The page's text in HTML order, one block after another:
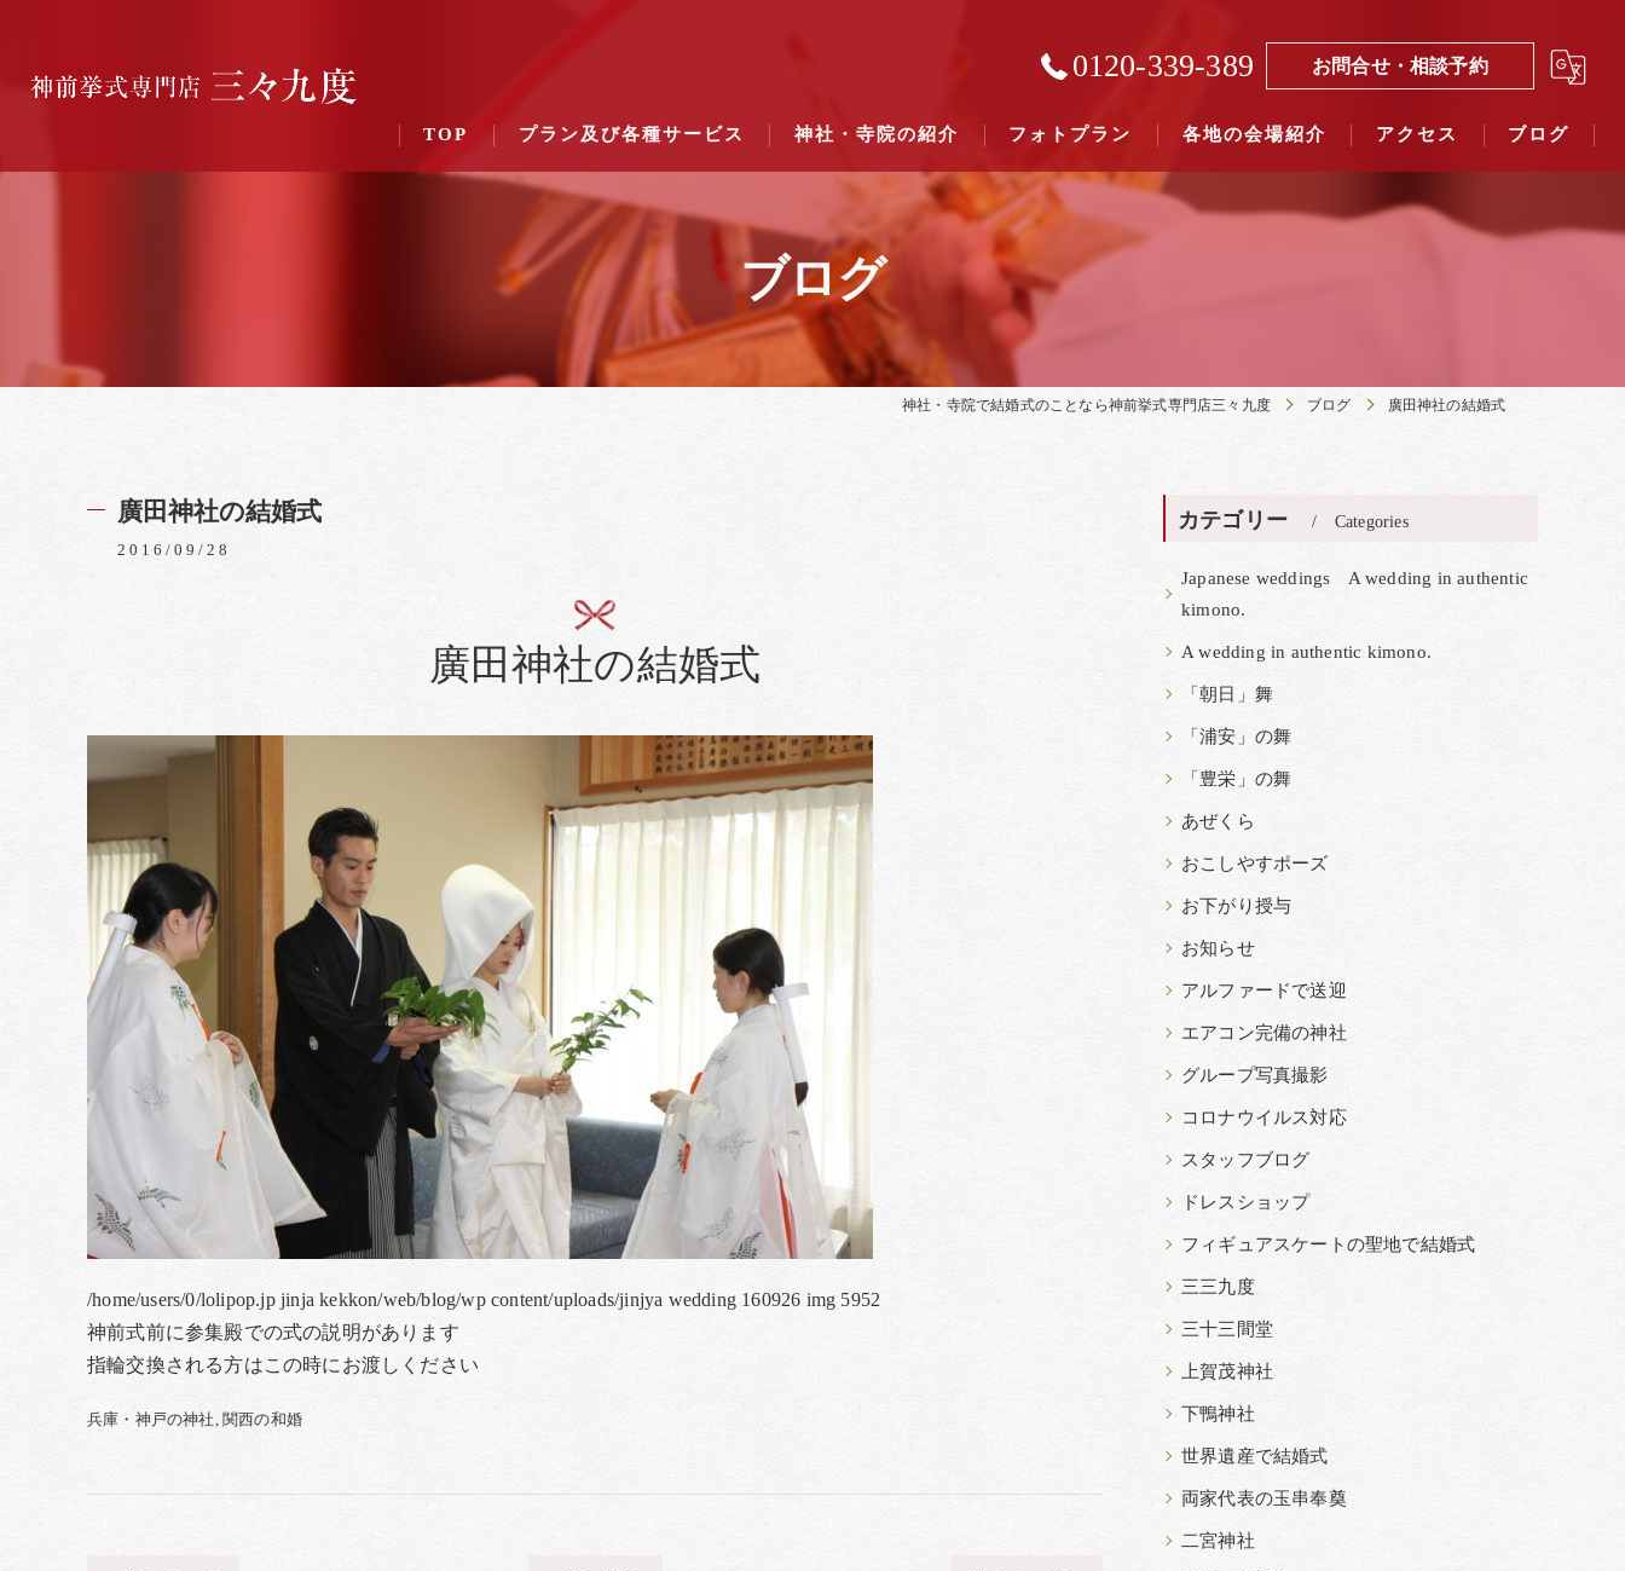
0120-339-389 お問合せ・相談予約
TOP プラン及び各種サービス 神社・寺院の紹介
結婚式のできる東京都下の神社一覧（４０社寺）｜三々九度東京
結婚式のできる関東六県の神社一覧（７５社）県別表示｜三々九度東京
フォトプラン 各地の会場紹介 アクセス ブログ
ブログ
神社・寺院で結婚式のことなら神前挙式専門店三々九度 ブログ 廣田神社の結婚式
廣田神社の結婚式
2016/09/28
廣田神社の結婚式
/home/users/0/lolipop.jp jinja kekkon/web/blog/wp content/uploads/jinjya wedding 160926 img 5952
神前式前に参集殿での式の説明があります
指輪交換される方はこの時にお渡しください
兵庫・神戸の神社 関西の和婚
カテゴリー Categories
Japanese weddings A wedding in authentic
kimono.
A wedding in authentic kimono.
「朝日」舞
「浦安」の舞
「豊栄」の舞
あぜくら
おこしやすポーズ
お下がり授与
お知らせ
アルファードで送迎
エアコン完備の神社
グループ写真撮影
コロナウイルス対応
スタッフブログ
ドレスショップ
フィギュアスケートの聖地で結婚式
三三九度
三十三間堂
上賀茂神社
下鴨神社
世界遺産で結婚式
両家代表の玉串奉奠
二宮神社